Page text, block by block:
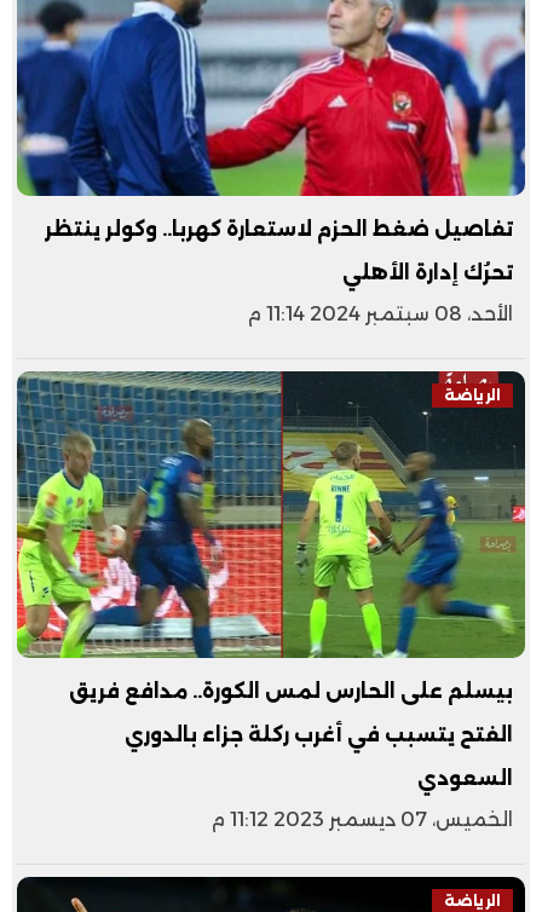
تفاصيل ضغط الحزم لاستعارة كهربا.. وكولر ينتظر
تحرُك إدارة الأهلي
الأحد، 08 سبتمبر 2024 11:14 م
الرياضة
بيسلم على الحارس لمس الكورة.. مدافع فريق
الفتح يتسبب في أغرب ركلة جزاء بالدوري
السعودي
الخميس، 07 ديسمبر 2023 11:12 م
الرياضة